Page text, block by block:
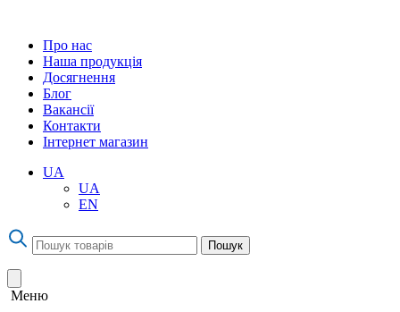
Про нас
Наша продукція
Досягнення
Блог
Вакансії
Контакти
Інтернет магазин
UA
UA
EN
Пошук
Меню